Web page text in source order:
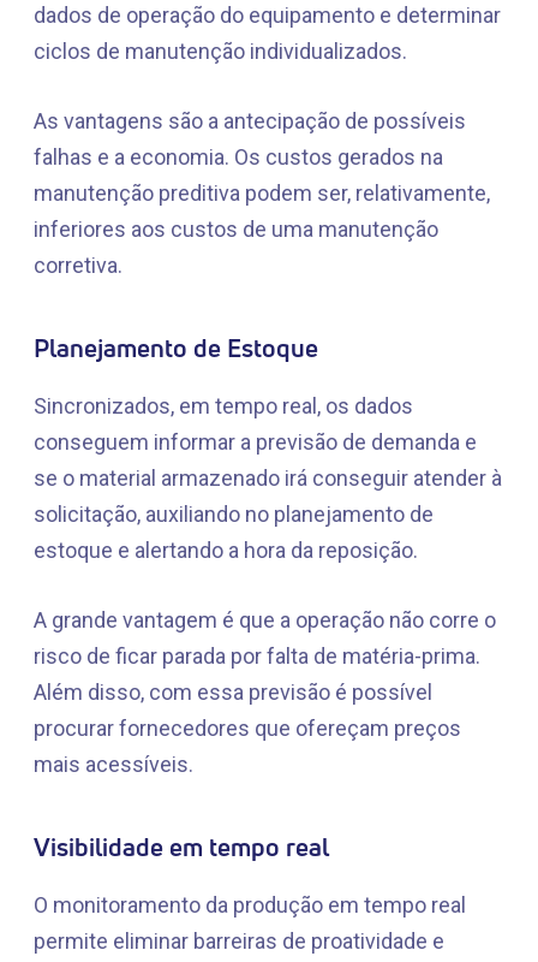
dados de operação do equipamento e determinar
ciclos de manutenção individualizados.
As vantagens são a antecipação de possíveis
falhas e a economia. Os custos gerados na
manutenção preditiva podem ser, relativamente,
inferiores aos custos de uma manutenção
corretiva.
Planejamento de Estoque
Sincronizados, em tempo real, os dados
conseguem informar a previsão de demanda e
se o material armazenado irá conseguir atender à
solicitação, auxiliando no planejamento de
estoque e alertando a hora da reposição.
A grande vantagem é que a operação não corre o
risco de ficar parada por falta de matéria-prima.
Além disso, com essa previsão é possível
procurar fornecedores que ofereçam preços
mais acessíveis.
Visibilidade em tempo real
O monitoramento da produção em tempo real
permite eliminar barreiras de proatividade e